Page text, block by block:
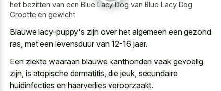
het bezitten van een Blue Lacy Dog van Blue Lacy Dog
Grootte en gewicht
Blauwe lacy-puppy's zijn over het algemeen een gezond
ras, met een levensduur van 12-16 jaar.
Een ziekte waaraan blauwe kanthonden vaak gevoelig
zijn, is atopische dermatitis, die jeuk, secundaire
huidinfecties en haarverlies veroorzaakt.